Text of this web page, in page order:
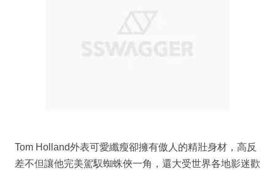
Tom Holland外表可愛纖瘦卻擁有傲人的精壯身材，高反
差不但讓他完美駕馭蜘蛛俠一角，還大受世界各地影迷歡